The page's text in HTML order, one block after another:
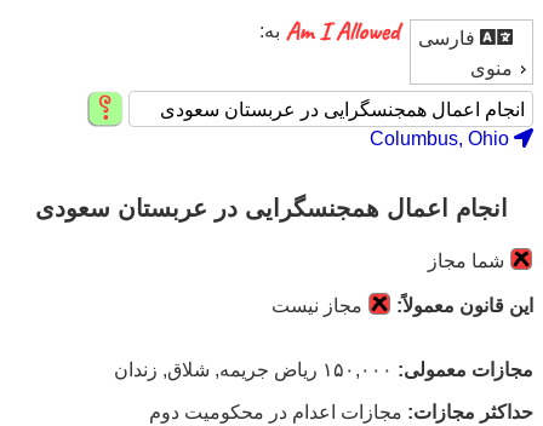
فارسی
منوی
به:
Columbus, Ohio
انجام اعمال همجنسگرایی در عربستان سعودی
شما مجاز
این قانون معمولاً: مجاز نیست
مجازات معمولی:
حداکثر مجازات: مجازات اعدام در محکومیت دوم